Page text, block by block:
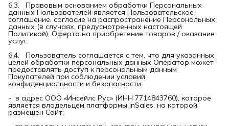
6.3. Правовым основанием обработки Персональных
данных Пользователей является Пользовательское
соглашение, согласие на распространение Персональных
данных (в случаях, предусмотренных настоящей
Политикой), Оферта на приобретение товаров / оказание
услуг.
6.4. Пользователь соглашается с тем, что для указанных
целей обработки персональных данных Оператор может
предоставлять доступ к персональным данным
Покупателей при соблюдении условий
конфиденциальности и безопасности:
- в адрес ООО «Инсейлс Рус» (ИНН 7714843760), которое
является владельцем платформы inSales, на которой
размещен Сайт;